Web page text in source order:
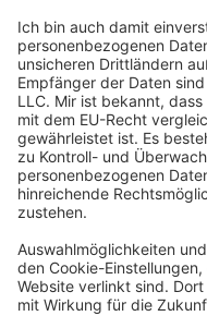
Social Media
Oft Gesucht
Rund um die Prüfung